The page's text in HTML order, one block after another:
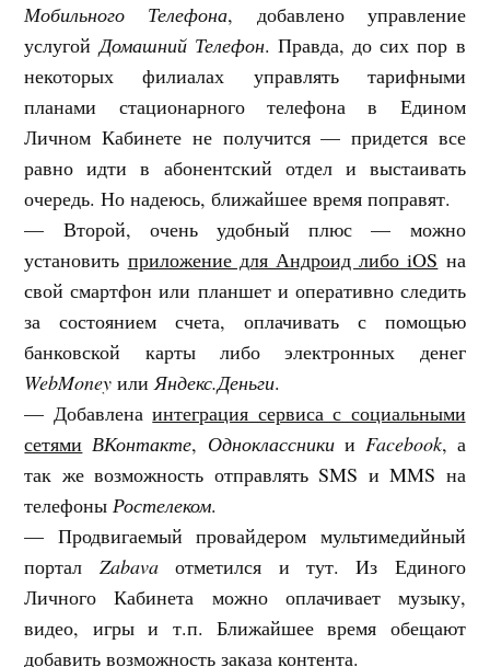
Мобильного Телефона, добавлено управление
услугойДомашний Телефон. Правда, до сих пор в
некоторых филиалах управлять тарифными
планами стационарного телефона в Едином
Личном Кабинете не получится — придется все
равно идти в абонентский отдел и выстаивать
очередь. Но надеюсь, ближайшее время поправят.
— Второй, очень удобный плюс — можно
установить приложение для Андроид либо iOS на
свой смартфон или планшет и оперативно следить
за состоянием счета, оплачивать с помощью
банковской карты либо электронных денег
WebMoney илиЯндекс.Деньги.
— Добавленаинтеграция сервиса с социальными
сетями ВКонтакте, Одноклассникии Facebook, а
так же возможность отправлять SMS и MMS на
телефоныРостелеком.
— Продвигаемый провайдером мультимедийный
портал Zabavaотметился и тут. Из Единого
Личного Кабинета можно оплачивает музыку,
видео, игры и т.п. Ближайшее время обещают
добавить возможность заказа контента.